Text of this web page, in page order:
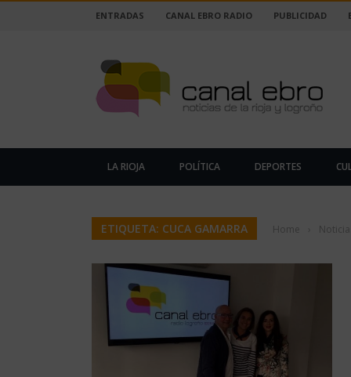
ENTRADAS CANAL EBRO RADIO PUBLICIDAD
LA RIOJA POLÍTICA DEPORTES
ETIQUETA: CUCA GAMARRA Home